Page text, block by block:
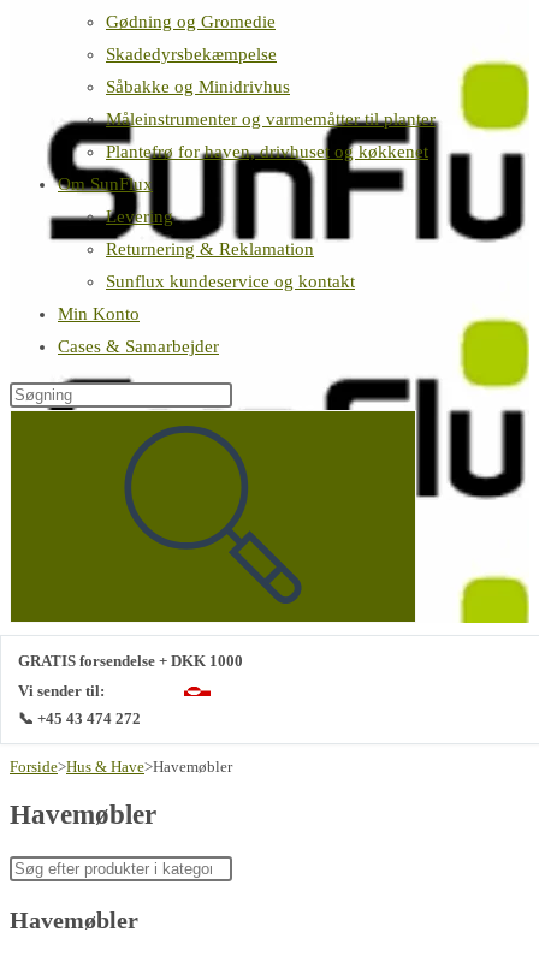
Gødning og Gromedie
Skadedyrsbekæmpelse
Såbakke og Minidrivhus
Måleinstrumenter og varmemåtter til planter
Plantefrø for haven, drivhuset og køkkenet
Om SunFlux
Levering
Returnering & Reklamation
Sunflux kundeservice og kontakt
Min Konto
Cases & Samarbejder
Søg
GRATIS forsendelse + DKK 1000
Vi sender til:
📞 +45 43 474 272
Forside>Hus & Have>Havemøbler
Havemøbler
Havemøbler